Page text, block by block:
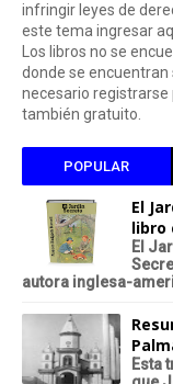
infringir leyes de
este tema ingresar
Los libros no se
donde se encuentran
necesario registrarse
también gratuito.
POPULAR
El
libro
El
autora inglesa-
Esta